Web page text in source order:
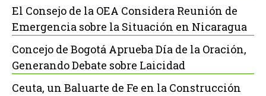
El Consejo de la OEA Considera Reunión de
Emergencia sobre la Situación en Nicaragua
Concejo de Bogotá Aprueba Día de la Oración,
Generando Debate sobre Laicidad
Ceuta, un Baluarte de Fe en la Construcción